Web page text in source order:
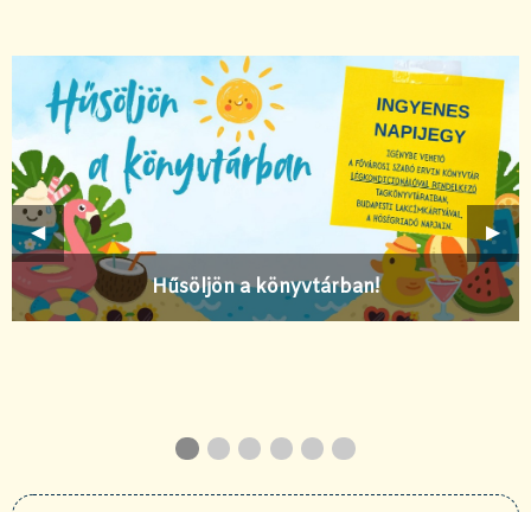
Előző
◀︎ ▶︎
Hűsöljön a könyvtárban!
diadiadiadiadiadia